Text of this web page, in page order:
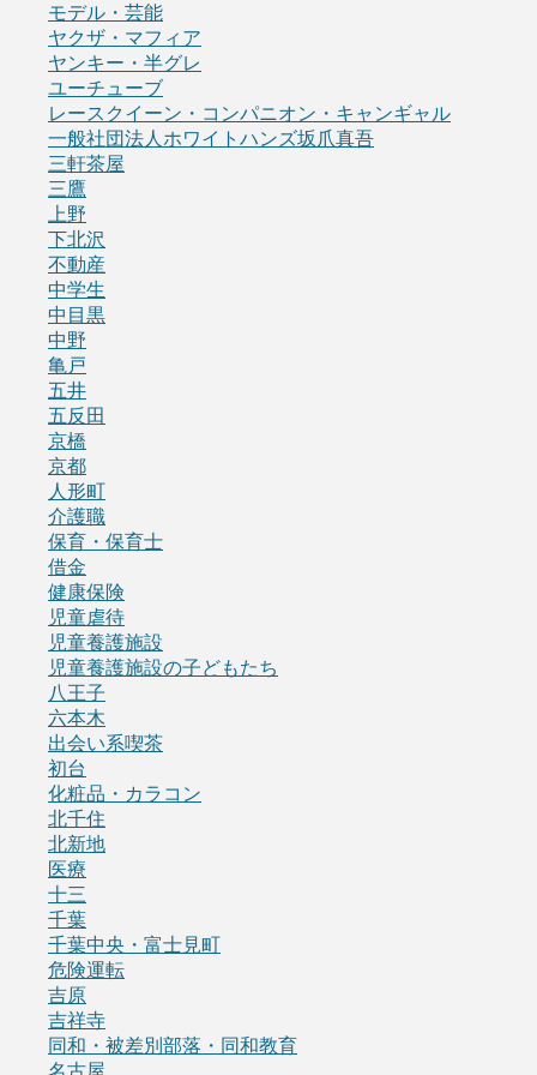
モデル・芸能
ヤクザ・マフィア
ヤンキー・半グレ
ユーチューブ
レースクイーン・コンパニオン・キャンギャル
一般社団法人ホワイトハンズ坂爪真吾
三軒茶屋
三鷹
上野
下北沢
不動産
中学生
中目黒
中野
亀戸
五井
五反田
京橋
京都
人形町
介護職
保育・保育士
借金
健康保険
児童虐待
児童養護施設
児童養護施設の子どもたち
八王子
六本木
出会い系喫茶
初台
化粧品・カラコン
北千住
北新地
医療
十三
千葉
千葉中央・富士見町
危険運転
吉原
吉祥寺
同和・被差別部落・同和教育
名古屋